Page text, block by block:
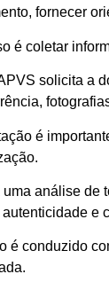
fornecer
é coletar
solicita a
é
análise de
e
é conduzido